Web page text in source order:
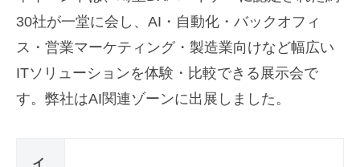
30社が一堂に会し、AI・自動化・バックオフィ
ス・営業マーケティング・製造業向けなど幅広い
ITソリューションを体験・比較できる展示会で
す。弊社はAI関連ゾーンに出展しました。
イ